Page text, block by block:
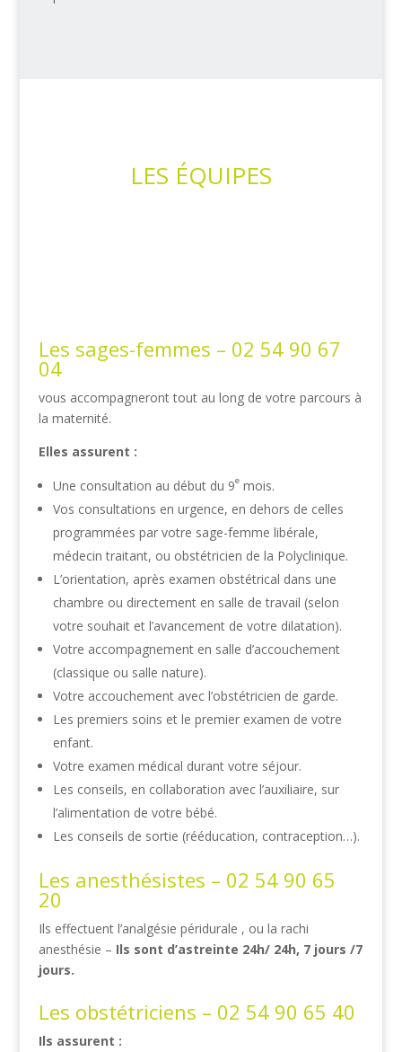
LES ÉQUIPES
Les sages-femmes – 02 54 90 67
04
vous accompagneront tout au long de votre parcours à
la maternité.
Elles assurent :
Une consultation au début du 9emois.
Vos consultations en urgence, en dehors de celles
programmées par votre sage-femme libérale,
médecin traitant, ou obstétricien de la Polyclinique.
L’orientation, après examen obstétrical dans une
chambre ou directement en salle de travail (selon
votre souhait et l’avancement de votre dilatation).
Votre accompagnement en salle d’accouchement
(classique ou salle nature).
Votre accouchement avec l’obstétricien de garde.
Les premiers soins et le premier examen de votre
enfant.
Votre examen médical durant votre séjour.
Les conseils, en collaboration avec l’auxiliaire, sur
l’alimentation de votre bébé.
Les conseils de sortie (rééducation, contraception…).
Les anesthésistes – 02 54 90 65
20
Ils effectuent l’analgésie péridurale , ou la rachi
anesthésie – Ils sont d’astreinte 24h/ 24h, 7 jours /7
jours.
Les obstétriciens – 02 54 90 65 40
Ils assurent :